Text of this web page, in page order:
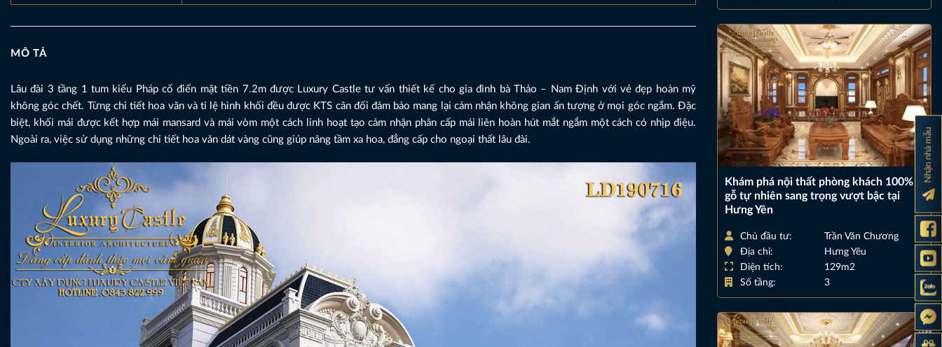
MÔ TẢ
Lâu đài 3 tầng 1 tum kiểu Pháp cổ điển mặt tiền 7.2m được Luxury Castle tư vấn thiết kế cho gia đình bà Thảo – Nam Định với vẻ đẹp hoàn mỹ
không góc chết. Từng chi tiết hoa văn và tỉ lệ hình khối đều được KTS cân đối đảm bảo mang lại cảm nhận không gian ấn tượng ở mọi góc ngắm. Đặc
biệt, khối mái được kết hợp mái mansard và mái vòm một cách linh hoạt tạo cảm nhận phân cấp mái liên hoàn hút mắt ngắm một cách có nhịp điệu.
Ngoài ra, việc sử dụng những chi tiết hoa văn dát vàng cũng giúp nâng tầm xa hoa, đẳng cấp cho ngoại thất lâu đài.
Khám phá nội thất phòng khách 100%
gỗ tự nhiên sang trọng vượt bậc tại
Hưng Yên
Chủ đầu tư:
Trần Văn Chương
Địa chỉ:
Hưng Yêu
Diện tích:
129m2
Số tầng:
3
Nhận nhà mẫu